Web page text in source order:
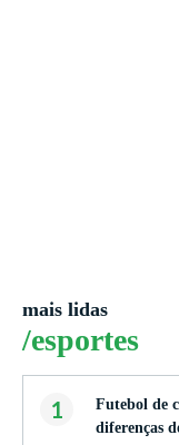
mais lidas
/esportes
1
Futebol de
diferenças